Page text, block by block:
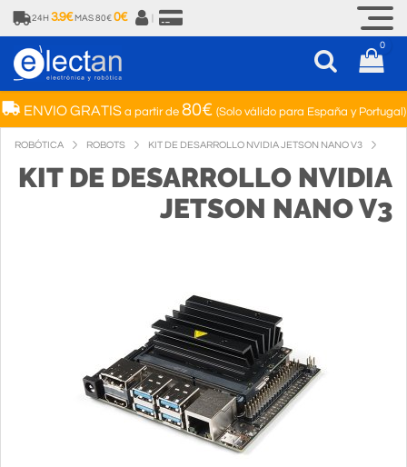
24H 3.9€ MAS 80€ 0€
0
ENVIO GRATISa partir de 80€ (Solo válido para España y Portugal)
ROBÓTICA ROBOTS KIT DE DESARROLLO NVIDIA JETSON NANO V3
KIT DE DESARROLLO NVIDIA
JETSON NANO V3